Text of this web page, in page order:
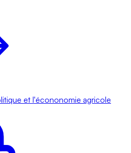
et l'écononomie agricole